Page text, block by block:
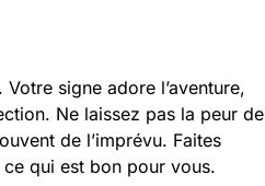
signe adore l’aventure,
Ne laissez pas la peur de
de l’imprévu. Faites
qui est bon pour vous.